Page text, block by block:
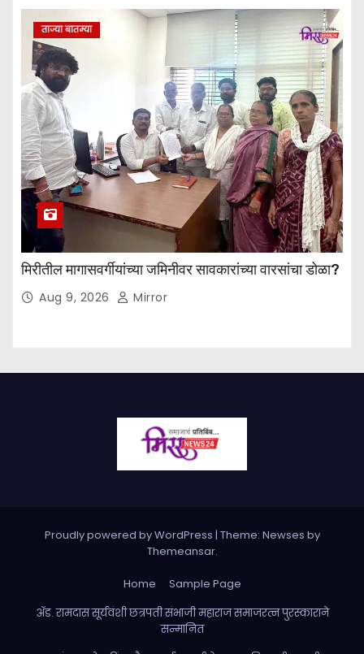
ताज्या बातम्या
मिरीतील मागासवर्गीयांच्या जमिनीवर सावकारांच्या वारसांचा डोळा?
Aug 9, 2026 Mirror
Proudly powered by WordPress | Theme: Newses by
Themeansar.
Home
Sample Page
ॲड. रामदास सूर्यवंशी छत्रपती संभाजी महाराज समाजरत्न पुरस्काराने
सन्मानित